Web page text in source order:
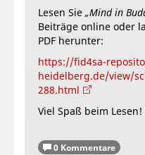
Lesen Sie „Mind in
Beiträge online oder
PDF herunter:
https://fid4sa-
heidelberg.de/view/
288.html
Viel Spaß beim Lesen!
0 Kommentare